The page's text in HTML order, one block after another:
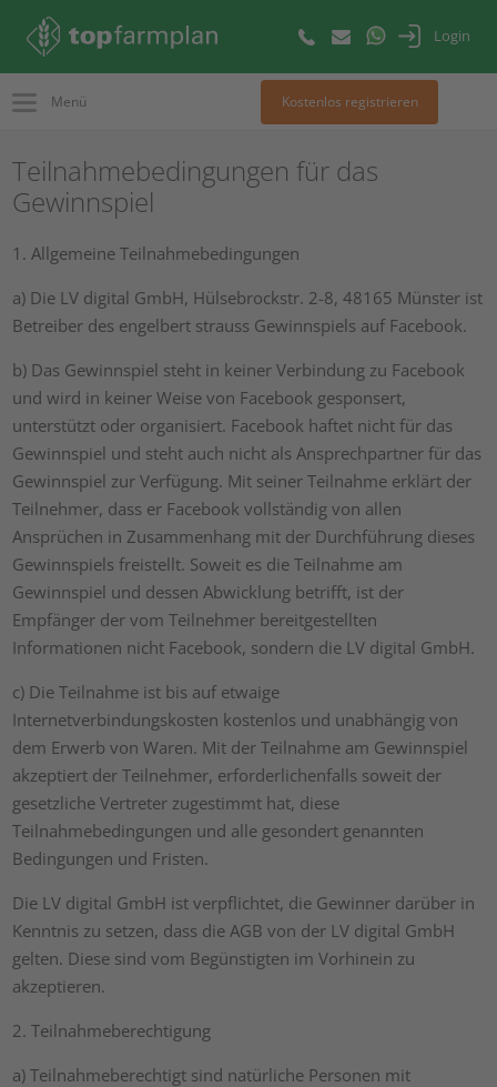
Login
Menü Kostenlos registrieren
Teilnahmebedingungen für das
Gewinnspiel
1. Allgemeine Teilnahmebedingungen
a) Die LV digital GmbH, Hülsebrockstr. 2-8, 48165 Münster ist
Betreiber des engelbert strauss Gewinnspiels auf Facebook.
b) Das Gewinnspiel steht in keiner Verbindung zu Facebook
und wird in keiner Weise von Facebook gesponsert,
unterstützt oder organisiert. Facebook haftet nicht für das
Gewinnspiel und steht auch nicht als Ansprechpartner für das
Gewinnspiel zur Verfügung. Mit seiner Teilnahme erklärt der
Teilnehmer, dass er Facebook vollständig von allen
Ansprüchen in Zusammenhang mit der Durchführung dieses
Gewinnspiels freistellt. Soweit es die Teilnahme am
Gewinnspiel und dessen Abwicklung betrifft, ist der
Empfänger der vom Teilnehmer bereitgestellten
Informationen nicht Facebook, sondern die LV digital GmbH.
c) Die Teilnahme ist bis auf etwaige
Internetverbindungskosten kostenlos und unabhängig von
dem Erwerb von Waren. Mit der Teilnahme am Gewinnspiel
akzeptiert der Teilnehmer, erforderlichenfalls soweit der
gesetzliche Vertreter zugestimmt hat, diese
Teilnahmebedingungen und alle gesondert genannten
Bedingungen und Fristen.
Die LV digital GmbH ist verpflichtet, die Gewinner darüber in
Kenntnis zu setzen, dass die AGB von der LV digital GmbH
gelten. Diese sind vom Begünstigten im Vorhinein zu
akzeptieren.
2. Teilnahmeberechtigung
a) Teilnahmeberechtigt sind natürliche Personen mit